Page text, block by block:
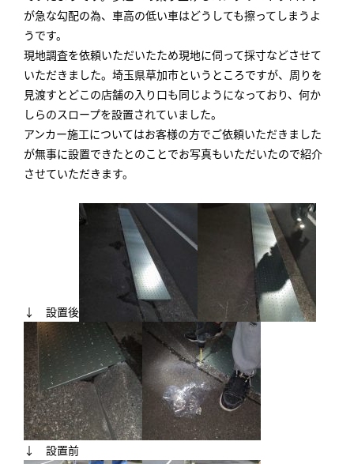
が急な勾配の為、車高の低い車はどうしても擦ってしまうよ
うです。
現地調査を依頼いただいたため現地に伺って採寸などさせて
いただきました。埼玉県草加市というところですが、周りを
見渡すとどこの店舗の入り口も同じようになっており、何か
しらのスロープを設置されていました。
アンカー施工についてはお客様の方でご依頼いただきました
が無事に設置できたとのことでお写真もいただいたので紹介
させていただきます。
↓ 設置後
↓ 設置前